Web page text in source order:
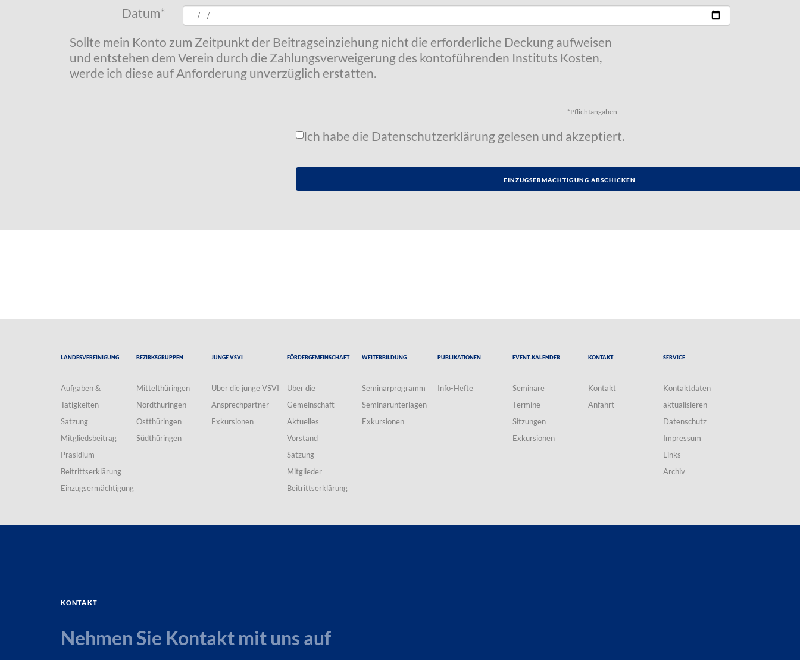
Datum*
Sollte mein Konto zum Zeitpunkt der Beitragseinziehung nicht die erforderliche Deckung aufweisen
und entstehen dem Verein durch die Zahlungsverweigerung des kontoführenden Instituts Kosten,
werde ich diese auf Anforderung unverzüglich erstatten.
*Pflichtangaben
Ich habe die Datenschutzerklärunggelesen und akzeptiert.
Landesvereinigung
Aufgaben &
Tätigkeiten
Satzung
Mitgliedsbeitrag
Präsidium
Beitrittserklärung
Einzugsermächtigung
Bezirksgruppen
Mittelthüringen
Nordthüringen
Ostthüringen
Südthüringen
Junge VSVI
Über die junge VSVI
Ansprechpartner
Exkursionen
Fördergemeinschaft
Über die
Gemeinschaft
Aktuelles
Vorstand
Satzung
Mitglieder
Beitrittserklärung
Weiterbildung
Seminarprogramm
Seminarunterlagen
Exkursionen
Publikationen
Info-Hefte
Event-Kalender
Seminare
Termine
Sitzungen
Exkursionen
Kontakt
Kontakt
Anfahrt
Service
Kontaktdaten
aktualisieren
Datenschutz
Impressum
Links
Archiv
Kontakt
Nehmen Sie Kontakt mit uns auf